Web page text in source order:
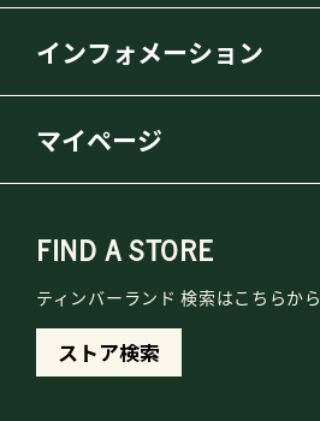
インフォメーション
マイページ
FIND A STORE
ティンバーランド 検索はこちらから
ストア検索